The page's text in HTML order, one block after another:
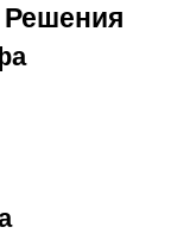
Решения